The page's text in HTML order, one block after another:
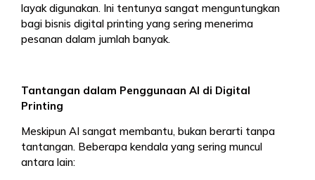
layak digunakan. Ini tentunya sangat menguntungkan
bagi bisnis digital printing yang sering menerima
pesanan dalam jumlah banyak.
Tantangan dalam Penggunaan AI di Digital
Printing
Meskipun AI sangat membantu, bukan berarti tanpa
tantangan. Beberapa kendala yang sering muncul
antara lain: